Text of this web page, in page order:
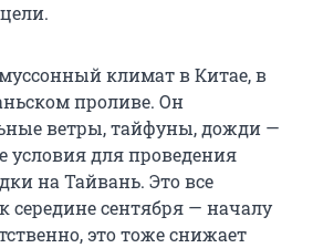
климат в Китае, в
проливе. Он
ветры, тайфуны, дожди —
условия для проведения
на Тайвань. Это все
середине сентября — началу
это тоже снижает